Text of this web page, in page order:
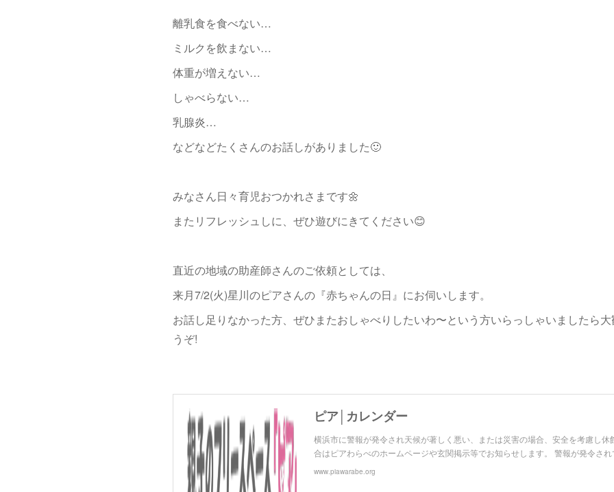
離乳食を食べない…
ミルクを飲まない…
体重が増えない…
しゃべらない…
乳腺炎…
などなどたくさんのお話しがありました🙂
みなさん日々育児おつかれさまです🌼
またリフレッシュしに、ぜひ遊びにきてください😊
直近の地域の助産師さんのご依頼としては、
来月7/2(火)星川のピアさんの『赤ちゃんの日』にお伺いします。
お話し足りなかった方、ぜひまたおしゃべりしたいわ〜という方いらっしゃいましたら
うぞ!
ピア│カレンダー
横浜市に警報が発令され天候が著しく悪い、または災害の場合、安全を考慮し
合はピアわらべのホームページや玄関掲示等でお知らせします。 警報が発令さ
www.piawarabe.org